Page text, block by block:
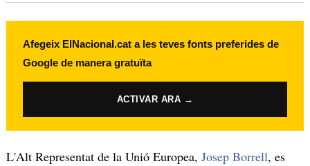
Afegeix ElNacional.cat a les teves fonts preferides de
Google de manera gratuïta
ACTIVAR ARA →
L'Alt Representat de la Unió Europea, Josep Borrell, es